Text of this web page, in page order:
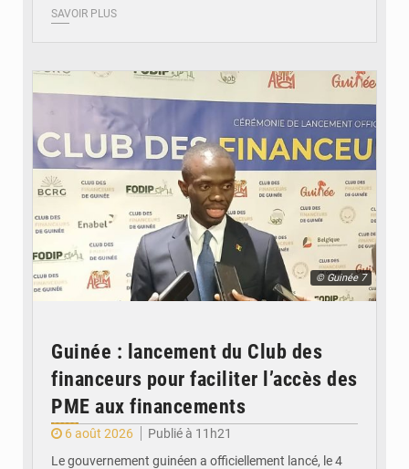
SAVOIR PLUS
© Guinée 7
Guinée : lancement du Club des
financeurs pour faciliter l’accès des
PME aux financements
6 août 2026
Publié à 11h21
Le gouvernement guinéen a officiellement lancé, le 4